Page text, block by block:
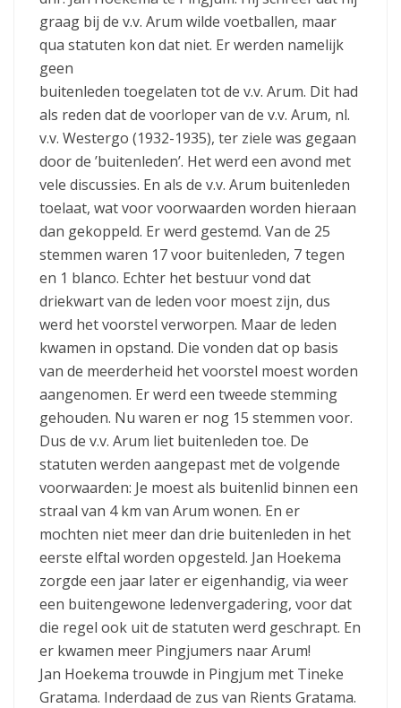
graag bij de v.v. Arum wilde voetballen, maar
qua statuten kon dat niet. Er werden namelijk
geen
buitenleden toegelaten tot de v.v. Arum. Dit had
als reden dat de voorloper van de v.v. Arum, nl.
v.v. Westergo (1932-1935), ter ziele was gegaan
door de ’buitenleden’. Het werd een avond met
vele discussies. En als de v.v. Arum buitenleden
toelaat, wat voor voorwaarden worden hieraan
dan gekoppeld. Er werd gestemd. Van de 25
stemmen waren 17 voor buitenleden, 7 tegen
en 1 blanco. Echter het bestuur vond dat
driekwart van de leden voor moest zijn, dus
werd het voorstel verworpen. Maar de leden
kwamen in opstand. Die vonden dat op basis
van de meerderheid het voorstel moest worden
aangenomen. Er werd een tweede stemming
gehouden. Nu waren er nog 15 stemmen voor.
Dus de v.v. Arum liet buitenleden toe. De
statuten werden aangepast met de volgende
voorwaarden: Je moest als buitenlid binnen een
straal van 4 km van Arum wonen. En er
mochten niet meer dan drie buitenleden in het
eerste elftal worden opgesteld. Jan Hoekema
zorgde een jaar later er eigenhandig, via weer
een buitengewone ledenvergadering, voor dat
die regel ook uit de statuten werd geschrapt. En
er kwamen meer Pingjumers naar Arum!
Jan Hoekema trouwde in Pingjum met Tineke
Gratama. Inderdaad de zus van Rients Gratama.